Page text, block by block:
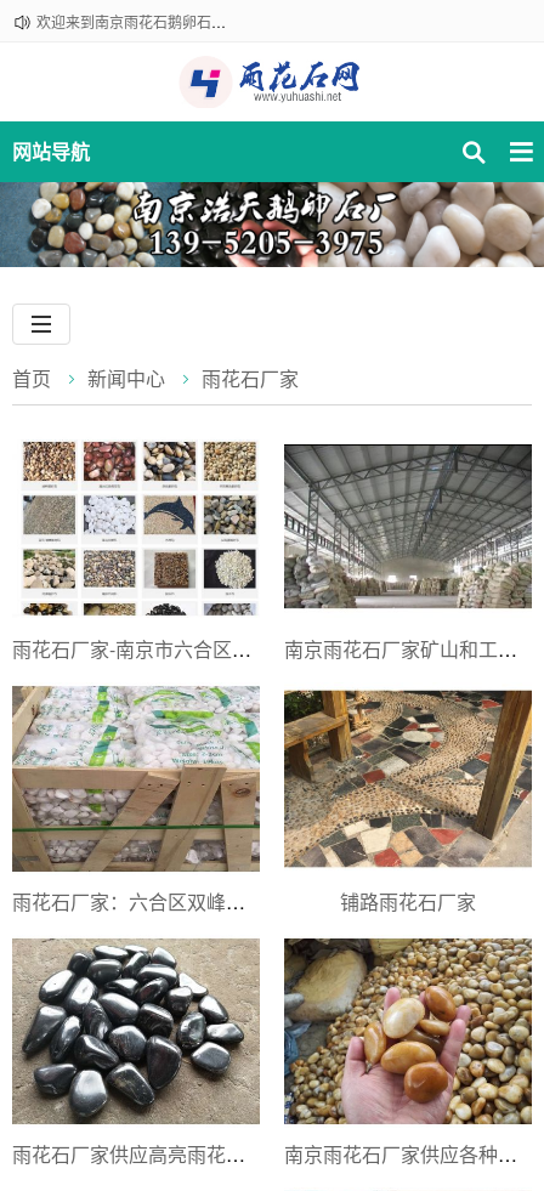
欢迎来到南京雨花石鹅卵石厂家！咨询热线：18061210301
网站导航
首页 新闻中心 雨花石厂家
雨花石厂家-南京市六合区菡盛鹅卵石加工厂 南京雨花石厂家矿山和工厂实拍展示
雨花石厂家：​六合区双峰鹅卵石销售经营部 铺路雨花石厂家
雨花石厂家供应高亮雨花石黑色鹅卵石 南京雨花石厂家供应各种高亮抛光雨花石